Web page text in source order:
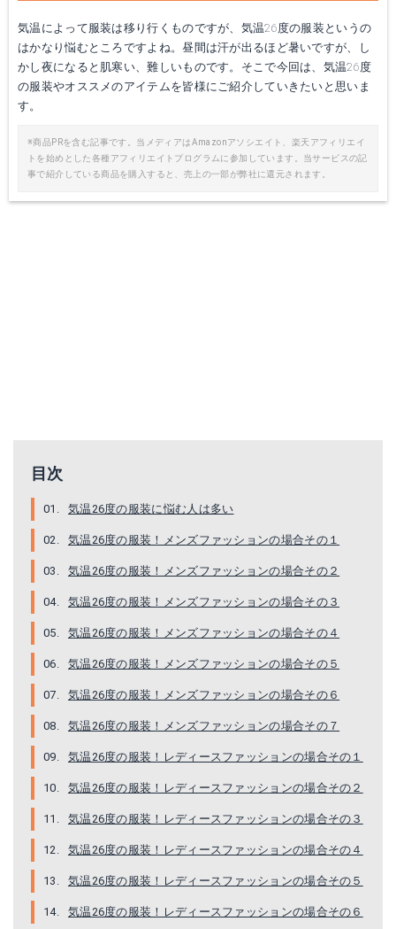
気温によって服装は移り行くものですが、気温26度の服装というの
はかなり悩むところですよね。昼間は汗が出るほど暑いですが、し
かし夜になると肌寒い、難しいものです。そこで今回は、気温26度
の服装やオススメのアイテムを皆様にご紹介していきたいと思いま
す。
※商品PRを含む記事です。当メディアはAmazonアソシエイト、楽天アフィリエイ
トを始めとした各種アフィリエイトプログラムに参加しています。当サービスの記
事で紹介している商品を購入すると、売上の一部が弊社に還元されます。
目次
気温26度の服装に悩む人は多い
気温26度の服装！メンズファッションの場合その１
気温26度の服装！メンズファッションの場合その２
気温26度の服装！メンズファッションの場合その３
気温26度の服装！メンズファッションの場合その４
気温26度の服装！メンズファッションの場合その５
気温26度の服装！メンズファッションの場合その６
気温26度の服装！メンズファッションの場合その７
気温26度の服装！レディースファッションの場合その１
気温26度の服装！レディースファッションの場合その２
気温26度の服装！レディースファッションの場合その３
気温26度の服装！レディースファッションの場合その４
気温26度の服装！レディースファッションの場合その５
気温26度の服装！レディースファッションの場合その６